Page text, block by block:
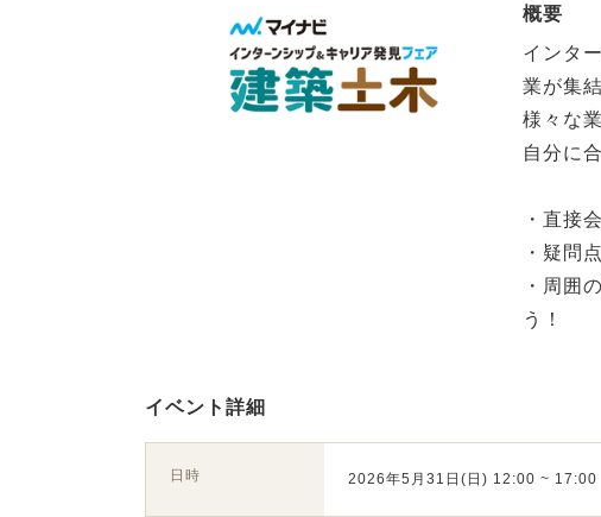
概要
インタ
業が集
様々な
自分に
・直接
・疑問
・周囲
う！
イベント詳細
日時 2026年5月31日(日) 12:00 ~ 17:00